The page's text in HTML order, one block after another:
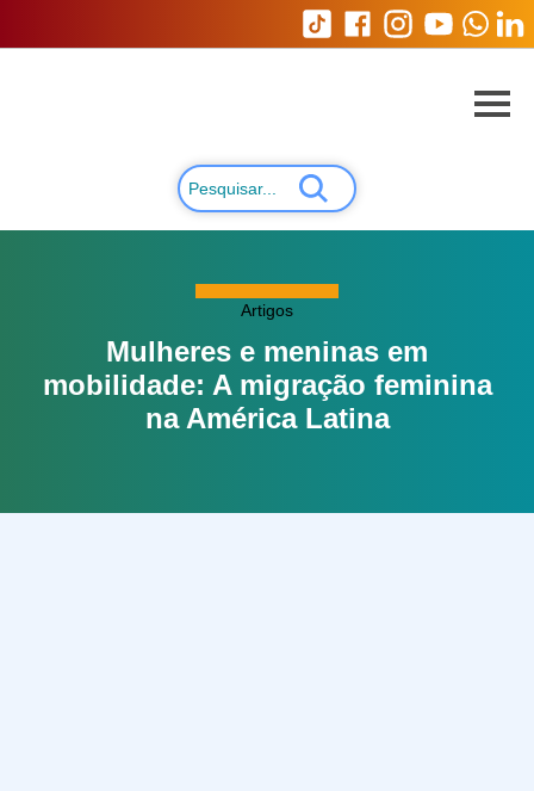
Artigos
Mulheres e meninas em
mobilidade: A migração feminina
na América Latina